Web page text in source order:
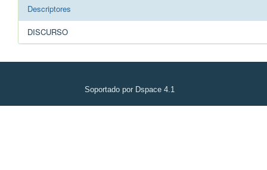
Descriptores
DISCURSO
Soportado por Dspace 4.1